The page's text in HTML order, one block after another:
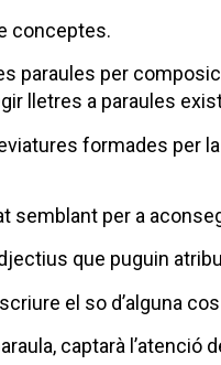
conceptes.
paraules per
lletres a paraules
formades per
semblant per a
que puguin
el so d’alguna
captarà l’atenció